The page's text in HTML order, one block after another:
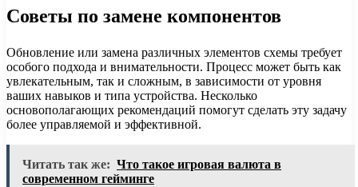
Советы по замене компонентов
Обновление или замена различных элементов схемы требует
особого подхода и внимательности. Процесс может быть как
увлекательным, так и сложным, в зависимости от уровня
ваших навыков и типа устройства. Несколько
основополагающих рекомендаций помогут сделать эту задачу
более управляемой и эффективной.
Читать так же: Что такое игровая валюта в
современном гейминге